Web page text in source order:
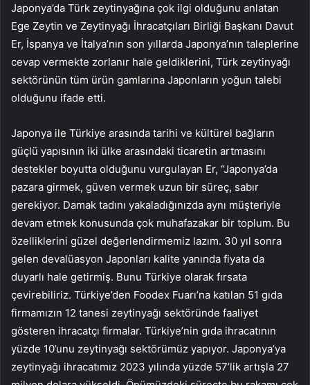
Japonya’da Türk zeytinyağına çok ilgi olduğunu anlatan
Ege Zeytin ve Zeytinyağı İhracatçıları Birliği Başkanı Davut
Er, İspanya ve İtalya’nın son yıllarda Japonya’nın taleplerine
cevap vermekte zorlanır hale geldiklerini, Türk zeytinyağı
sektörünün tüm ürün gamlarına Japonların yoğun talebi
olduğunu ifade etti.
Japonya ile Türkiye arasında tarihi ve kültürel bağların
güçlü yapısının iki ülke arasındaki ticaretin artmasını
destekler boyutta olduğunu vurgulayan Er, “Japonya’da
pazara girmek, güven vermek uzun bir süreç, sabır
gerekiyor. Damak tadını yakaladığınızda aynı müşteriyle
devam etmek konusunda çok muhafazakar bir toplum. Bu
özelliklerini güzel değerlendirmemiz lazım. 30 yıl sonra
gelen devalüasyon Japonları kalite yanında fiyata da
duyarlı hale getirmiş. Bunu Türkiye olarak fırsata
çevirebiliriz. Türkiye’den Foodex Fuarı’na katılan 51 gıda
firmamızın 12 tanesi zeytinyağı sektöründe faaliyet
gösteren ihracatçı firmalar. Türkiye’nin gıda ihracatının
yüzde 10’unu zeytinyağı sektörümüz yapıyor. Japonya’ya
zeytinyağı ihracatımız 2023 yılında yüzde 57’lik artışla 27